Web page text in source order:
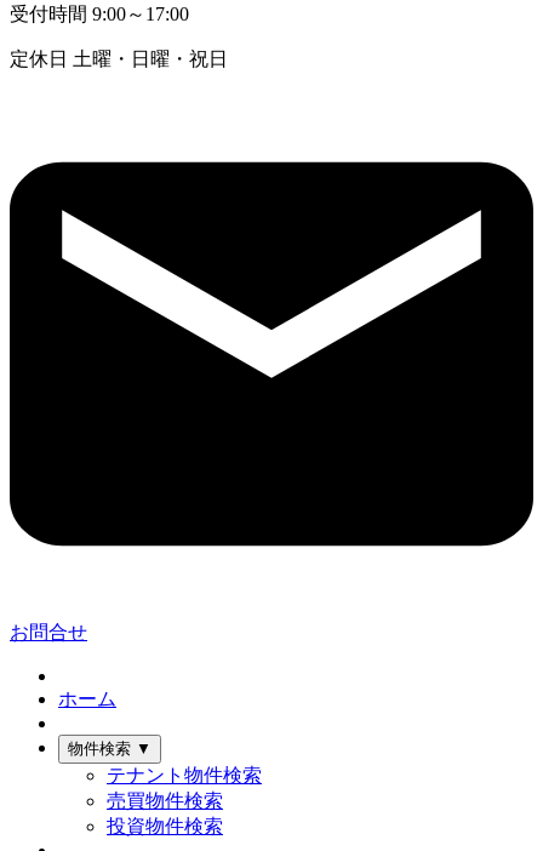
受付時間 9:00～17:00
定休日 土曜・日曜・祝日
お問合せ
ホーム
物件検索 ▼
テナント物件検索
売買物件検索
投資物件検索